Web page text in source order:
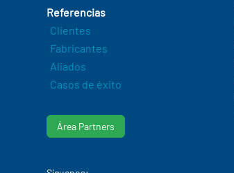
Referencias
Clientes
Fabricantes
Aliados
Casos de éxito
Área Partners